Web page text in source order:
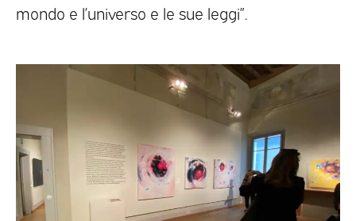
mondo e l’universo e le sue leggi”.